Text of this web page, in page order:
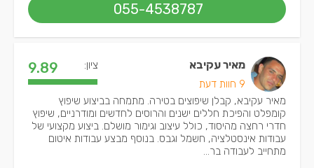
055-4538787
מאיר עקיבא
9 חוות דעת
ציון: 9.89
מאיר עקיבא, קבלן שיפוצים בטירה. מתמחה בביצוע שיפוץ
קומפלט והפיכת חללים ישנים והרוסים לחדשים ומודרניים, שיפוץ
חדרי רחצה מהיסוד, כולל עיצוב וגימור מושלם. ביצוע מקצועי של
עבודות אינסטלציה, חשמל וגבס. בנוסף מבצע עבודות איטום
מתחייב לעבודה בר...